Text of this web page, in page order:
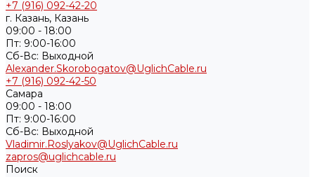
+7 (916) 092-42-20
г. Казань, Казань
09:00 - 18:00
Пт: 9:00-16:00
Cб-Вс: Выходной
Alexander.Skorobogatov@UglichCable.ru
+7 (916) 092-42-50
Самара
09:00 - 18:00
Пт: 9:00-16:00
Cб-Вс: Выходной
Vladimir.Roslyakov@UglichCable.ru
zapros@uglichcable.ru
Поиск